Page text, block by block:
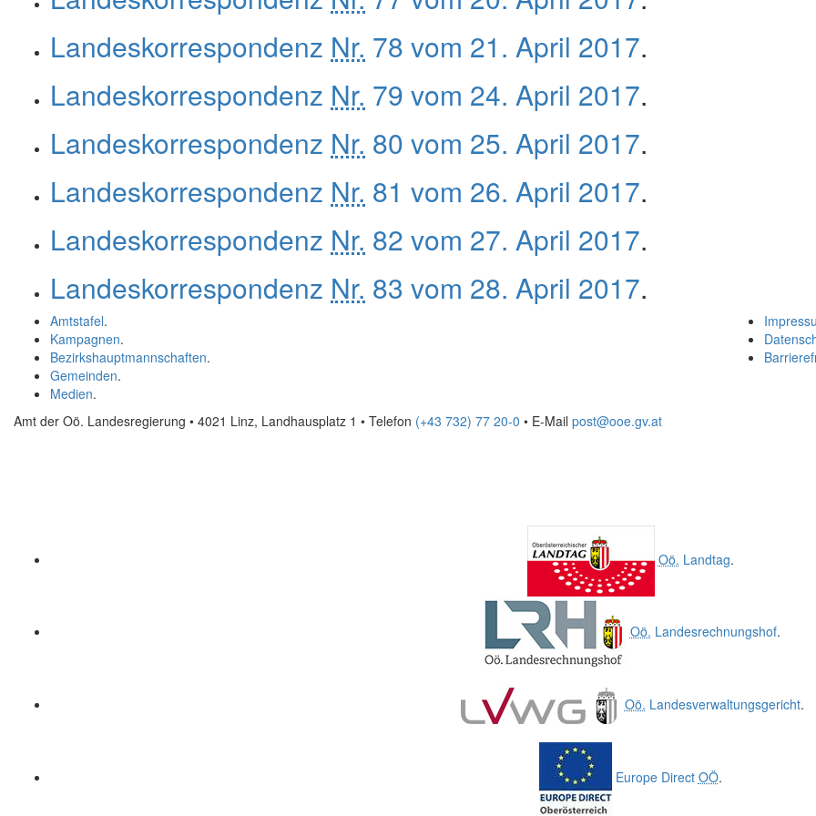
Landeskorrespondenz Nr. 78 vom 21. April 2017.
Landeskorrespondenz Nr. 79 vom 24. April 2017.
Landeskorrespondenz Nr. 80 vom 25. April 2017.
Landeskorrespondenz Nr. 81 vom 26. April 2017.
Landeskorrespondenz Nr. 82 vom 27. April 2017.
Landeskorrespondenz Nr. 83 vom 28. April 2017.
Amtstafel.
Kampagnen.
Bezirkshauptmannschaften.
Gemeinden.
Medien.
Amt der Oö. Landesregierung • 4021 Linz, Landhausplatz 1 • Telefon (+43 732) 77 20-0 • E-Mail post@ooe.gv.at
Oö. Landtag.
Oö. Landesrechnungshof.
Oö. Landesverwaltungsgericht.
Europe Direct OÖ.